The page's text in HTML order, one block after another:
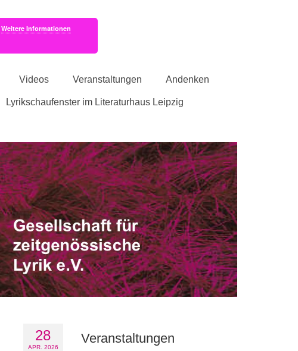
Videos Veranstaltungen Andenken
Lyrikschaufenster im Literaturhaus Leipzig
28
APR. 2026
Veranstaltungen
Weitere Informationen